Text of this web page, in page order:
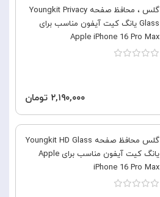
گلس ، محافظ صفحه Youngkit Privacy
Glass یانگ کیت آیفون مناسب برای
Apple iPhone 16 Pro Max
۲,۱۹۰,۰۰۰ تومان
گلس محافظ صفحه Youngkit HD Glass
یانگ کیت آیفون مناسب برای Apple
iPhone 16 Pro Max